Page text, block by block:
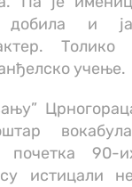
добила и
Толико
учење.
почетка 90-
истицали